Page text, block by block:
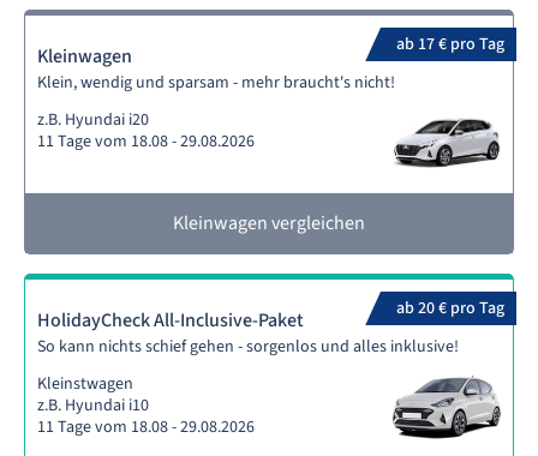
ab 17 € pro Tag
Kleinwagen
Klein, wendig und sparsam - mehr braucht's nicht!
z.B. Hyundai i20
11 Tage vom 18.08 - 29.08.2026
Kleinwagen vergleichen
ab 20 € pro Tag
HolidayCheck All-Inclusive-Paket
So kann nichts schief gehen - sorgenlos und alles inklusive!
Kleinstwagen
z.B. Hyundai i10
11 Tage vom 18.08 - 29.08.2026